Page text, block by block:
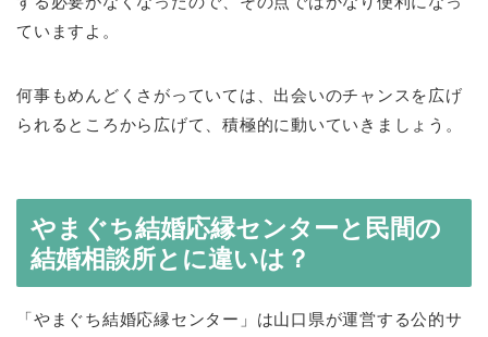
ていますよ。
何事もめんどくさがっていては、出会いのチャンスを広げ
られるところから広げて、積極的に動いていきましょう。
やまぐち結婚応縁センターと民間の
結婚相談所とに違いは？
「やまぐち結婚応縁センター」は山口県が運営する公的サ